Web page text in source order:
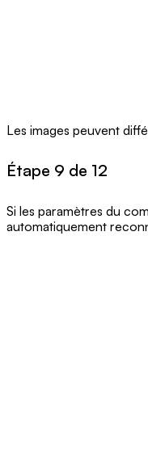
Les images peuvent
Étape 9 de 12
Si les paramètres du
automatiquement